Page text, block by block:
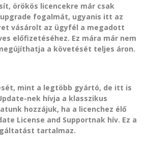
örökös licencekre már csak
fogalmát, ugyanis itt az
vásárolt az ügyfél a megadott
előfizetéséhez. Ez mára már nem
a követését teljes áron.
mint a legtöbb gyártó, de itt is
nek hívja a klasszikus
hozzájuk, ha a licenchez élő
License and Supportnak hív. Ez a
tartalmaz.